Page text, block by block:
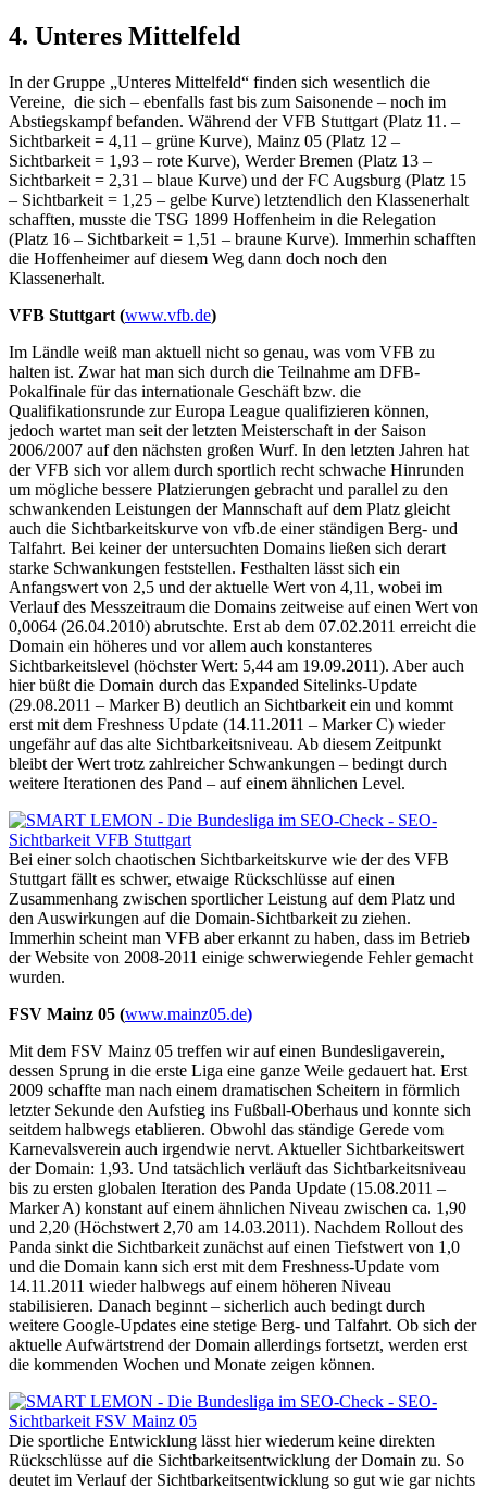
4. Unteres Mittelfeld
In der Gruppe „Unteres Mittelfeld“ finden sich wesentlich die
Vereine, die sich – ebenfalls fast bis zum Saisonende – noch im
Abstiegskampf befanden. Während der VFB Stuttgart (Platz 11. –
Sichtbarkeit = 4,11 – grüne Kurve), Mainz 05 (Platz 12 –
Sichtbarkeit = 1,93 – rote Kurve), Werder Bremen (Platz 13 –
Sichtbarkeit = 2,31 – blaue Kurve) und der FC Augsburg (Platz 15
– Sichtbarkeit = 1,25 – gelbe Kurve) letztendlich den Klassenerhalt
schafften, musste die TSG 1899 Hoffenheim in die Relegation
(Platz 16 – Sichtbarkeit = 1,51 – braune Kurve). Immerhin schafften
die Hoffenheimer auf diesem Weg dann doch noch den
Klassenerhalt.
VFB Stuttgart (www.vfb.de)
Im Ländle weiß man aktuell nicht so genau, was vom VFB zu
halten ist. Zwar hat man sich durch die Teilnahme am DFB-
Pokalfinale für das internationale Geschäft bzw. die
Qualifikationsrunde zur Europa League qualifizieren können,
jedoch wartet man seit der letzten Meisterschaft in der Saison
2006/2007 auf den nächsten großen Wurf. In den letzten Jahren hat
der VFB sich vor allem durch sportlich recht schwache Hinrunden
um mögliche bessere Platzierungen gebracht und parallel zu den
schwankenden Leistungen der Mannschaft auf dem Platz gleicht
auch die Sichtbarkeitskurve von vfb.de einer ständigen Berg- und
Talfahrt. Bei keiner der untersuchten Domains ließen sich derart
starke Schwankungen feststellen. Festhalten lässt sich ein
Anfangswert von 2,5 und der aktuelle Wert von 4,11, wobei im
Verlauf des Messzeitraum die Domains zeitweise auf einen Wert von
0,0064 (26.04.2010) abrutschte. Erst ab dem 07.02.2011 erreicht die
Domain ein höheres und vor allem auch konstanteres
Sichtbarkeitslevel (höchster Wert: 5,44 am 19.09.2011). Aber auch
hier büßt die Domain durch das Expanded Sitelinks-Update
(29.08.2011 – Marker B) deutlich an Sichtbarkeit ein und kommt
erst mit dem Freshness Update (14.11.2011 – Marker C) wieder
ungefähr auf das alte Sichtbarkeitsniveau. Ab diesem Zeitpunkt
bleibt der Wert trotz zahlreicher Schwankungen – bedingt durch
weitere Iterationen des Pand – auf einem ähnlichen Level.
Bei einer solch chaotischen Sichtbarkeitskurve wie der des VFB
Stuttgart fällt es schwer, etwaige Rückschlüsse auf einen
Zusammenhang zwischen sportlicher Leistung auf dem Platz und
den Auswirkungen auf die Domain-Sichtbarkeit zu ziehen.
Immerhin scheint man VFB aber erkannt zu haben, dass im Betrieb
der Website von 2008-2011 einige schwerwiegende Fehler gemacht
wurden.
FSV Mainz 05 (www.mainz05.de)
Mit dem FSV Mainz 05 treffen wir auf einen Bundesligaverein,
dessen Sprung in die erste Liga eine ganze Weile gedauert hat. Erst
2009 schaffte man nach einem dramatischen Scheitern in förmlich
letzter Sekunde den Aufstieg ins Fußball-Oberhaus und konnte sich
seitdem halbwegs etablieren. Obwohl das ständige Gerede vom
Karnevalsverein auch irgendwie nervt. Aktueller Sichtbarkeitswert
der Domain: 1,93. Und tatsächlich verläuft das Sichtbarkeitsniveau
bis zu ersten globalen Iteration des Panda Update (15.08.2011 –
Marker A) konstant auf einem ähnlichen Niveau zwischen ca. 1,90
und 2,20 (Höchstwert 2,70 am 14.03.2011). Nachdem Rollout des
Panda sinkt die Sichtbarkeit zunächst auf einen Tiefstwert von 1,0
und die Domain kann sich erst mit dem Freshness-Update vom
14.11.2011 wieder halbwegs auf einem höheren Niveau
stabilisieren. Danach beginnt – sicherlich auch bedingt durch
weitere Google-Updates eine stetige Berg- und Talfahrt. Ob sich der
aktuelle Aufwärtstrend der Domain allerdings fortsetzt, werden erst
die kommenden Wochen und Monate zeigen können.
Die sportliche Entwicklung lässt hier wiederum keine direkten
Rückschlüsse auf die Sichtbarkeitsentwicklung der Domain zu. So
deutet im Verlauf der Sichtbarkeitsentwicklung so gut wie gar nichts